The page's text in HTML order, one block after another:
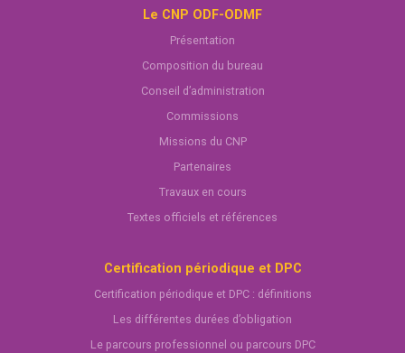
Le CNP ODF-ODMF
Présentation
Composition du bureau
Conseil d’administration
Commissions
Missions du CNP
Partenaires
Travaux en cours
Textes officiels et références
Certification périodique et DPC
Certification périodique et DPC : définitions
Les différentes durées d’obligation
Le parcours professionnel ou parcours DPC